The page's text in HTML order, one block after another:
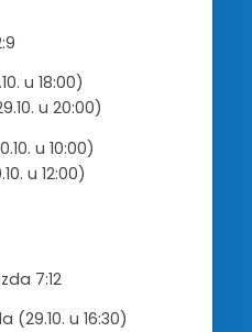
u 18:00)
u 20:00)
u 10:00)
u 12:00)
7:12
(29.10. u 16:30)